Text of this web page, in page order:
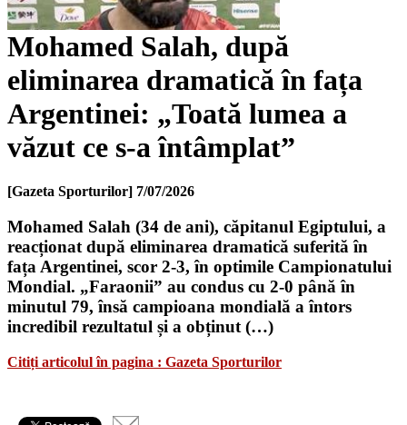
Mohamed Salah, după
eliminarea dramatică în fața
Argentinei: „Toată lumea a
văzut ce s-a întâmplat”
[Gazeta Sporturilor] 7/07/2026
Mohamed Salah (34 de ani), căpitanul Egiptului, a
reacționat după eliminarea dramatică suferită în
fața Argentinei, scor 2-3, în optimile Campionatului
Mondial. „Faraonii” au condus cu 2-0 până în
minutul 79, însă campioana mondială a întors
incredibil rezultatul și a obținut (…)
Citiți articolul în pagina : Gazeta Sporturilor